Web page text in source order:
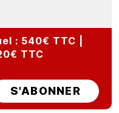
: 540€ TTC |
TTC
S'ABONNER